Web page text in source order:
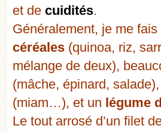
et de cuidités.
Généralement, je me
céréales (quinoa, riz,
mélange de deux),
(mâche, épinard,
(miam…), et un légume
Le tout arrosé d’un filet